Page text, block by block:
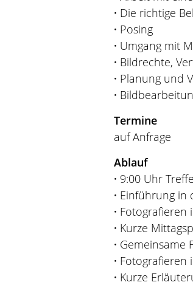
· Die richtige
· Posing
· Umgang mit
· Bildrechte,
· Planung und
·
Termine
auf Anfrage
Ablauf
· 9:00 Uhr
· Einführung in
· Fotografieren
· Kurze
· Gemeinsame
· Fotografieren
· Kurze